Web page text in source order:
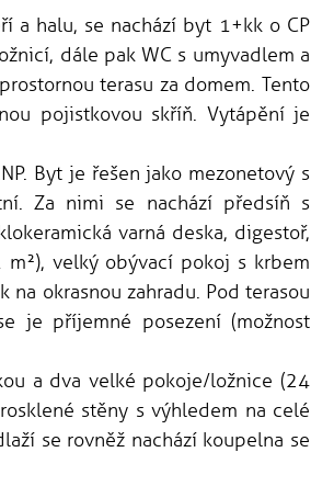
a halu, se nachází byt 1+kk o CP
dále pak WC s umyvadlem a
terasu za domem. Tento
pojistkovou skříň. Vytápění je
Byt je řešen jako mezonetový s
Za nimi se nachází předsíň s
varná deska, digestoř,
velký obývací pokoj s krbem
okrasnou zahradu. Pod terasou
je příjemné posezení (možnost
a dva velké pokoje/ložnice (24
stěny s výhledem na celé
se rovněž nachází koupelna se